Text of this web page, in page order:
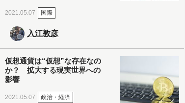
2021.05.07 国際
入江敦彦
仮想通貨は“仮想”な存在なの
か？ 拡大する現実世界への
影響
2021.05.07 政治・経済